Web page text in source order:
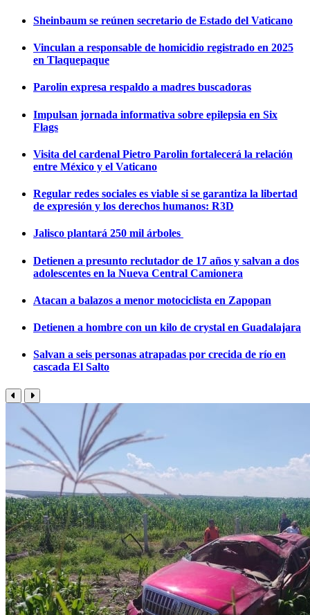
Sheinbaum se reúnen secretario de Estado del Vaticano
Vinculan a responsable de homicidio registrado en 2025
en Tlaquepaque
Parolin expresa respaldo a madres buscadoras
Impulsan jornada informativa sobre epilepsia en Six
Flags
Visita del cardenal Pietro Parolin fortalecerá la relación
entre México y el Vaticano
Regular redes sociales es viable si se garantiza la libertad
de expresión y los derechos humanos: R3D
Jalisco plantará 250 mil árboles
Detienen a presunto reclutador de 17 años y salvan a dos
adolescentes en la Nueva Central Camionera
Atacan a balazos a menor motociclista en Zapopan
Detienen a hombre con un kilo de crystal en Guadalajara
Salvan a seis personas atrapadas por crecida de río en
cascada El Salto